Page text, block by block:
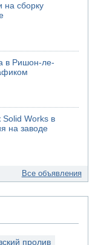
на сборку
в Ришон-ле-
Solid Works в
на заводе
Все объявления
пролив